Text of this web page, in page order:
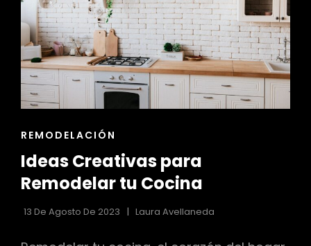
ENLACES
LAS
CATEGORÍAS
REMODELACIÓN
Ideas Creativas para
Remodelar tu Cocina
13 De Agosto De 2023 Laura Avellaneda